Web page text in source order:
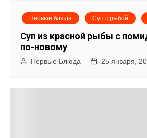
Первые блюда Суп с рыбой
Суп из красной рыбы с
по-новому
Первые Блюда 25 января,